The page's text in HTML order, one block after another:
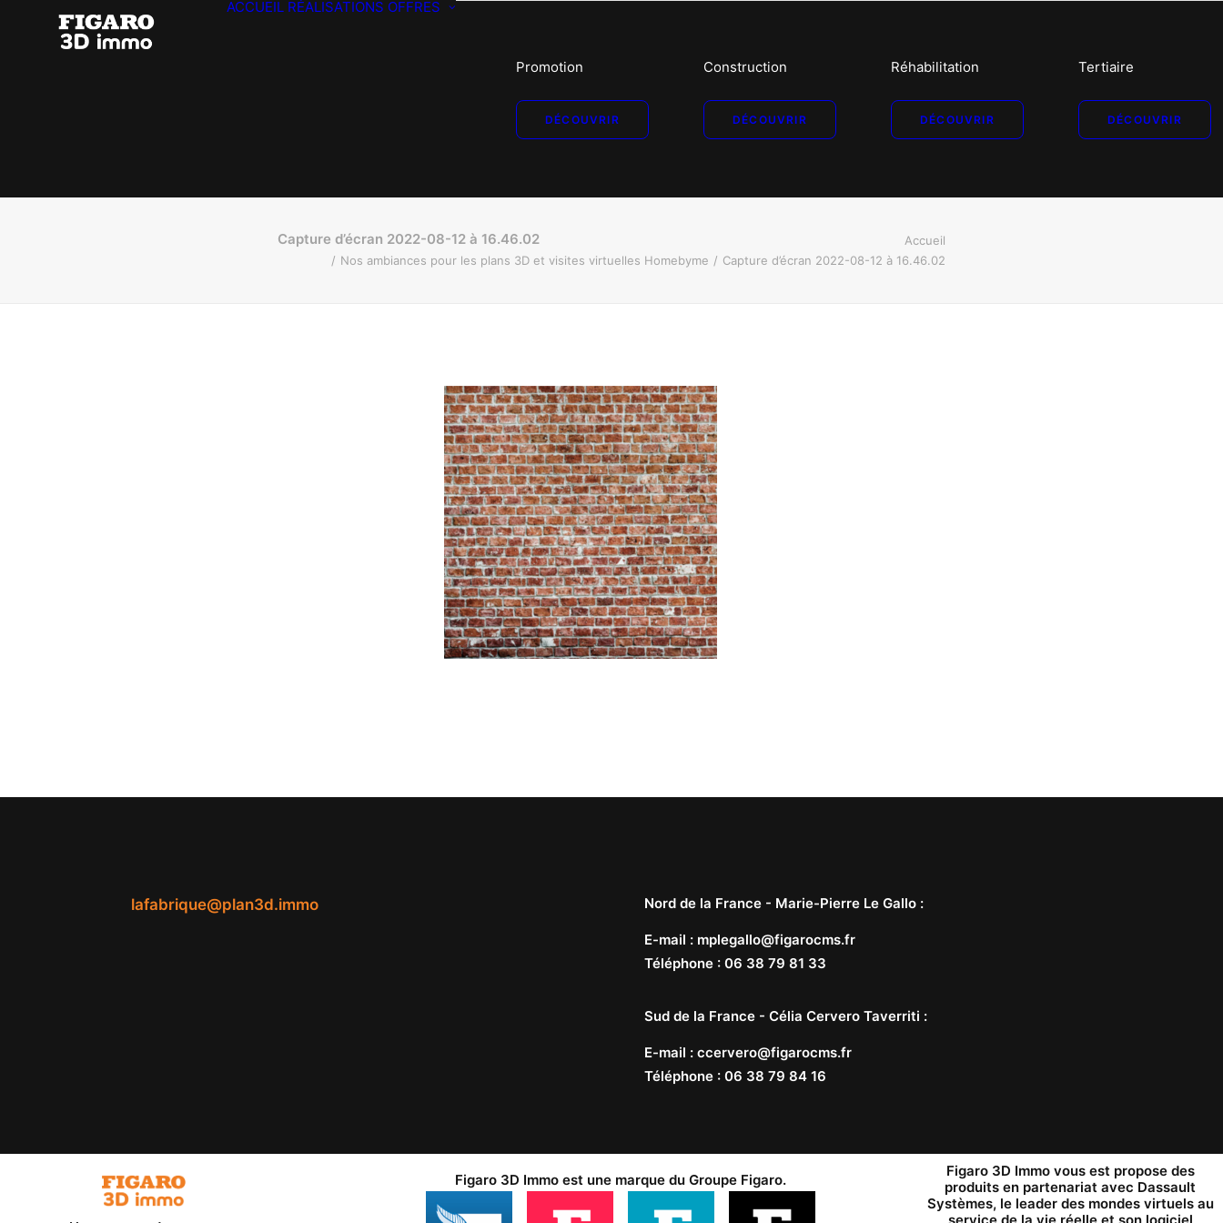
ACCUEIL RÉALISATIONS OFFRES
Promotion
DÉCOUVRIR
Construction
DÉCOUVRIR
Réhabilitation
DÉCOUVRIR
Tertiaire
DÉCOUVRIR
Capture d’écran 2022-08-12 à 16.46.02
Accueil
Nos ambiances pour les plans 3D et visites virtuelles Homebyme
Capture d’écran 2022-08-12 à 16.46.02
lafabrique@plan3d.immo Nord de la France - Marie-Pierre Le Gallo :
E-mail : mplegallo@figarocms.fr
Téléphone : 06 38 79 81 33
Sud de la France - Célia Cervero Taverriti :
E-mail : ccervero@figarocms.fr
Téléphone : 06 38 79 84 16
Figaro 3D Immo est une marque du Groupe Figaro.
Figaro 3D Immo vous est propose des
produits en partenariat avec Dassault
Systèmes, le leader des mondes virtuels au